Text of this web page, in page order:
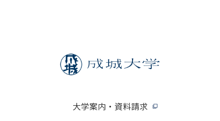
大学案内・資料請求